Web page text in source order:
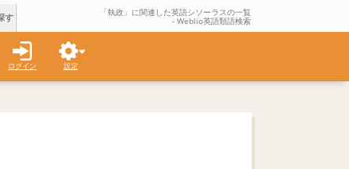
す 「執政」に関連した英語シソーラスの一覧
- Weblio英語類語検索
ログイン 設定